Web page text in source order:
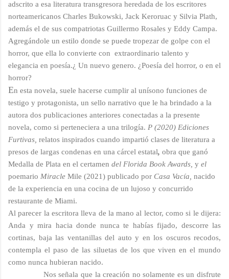
adscrito a esa literatura transgresora heredada de los escritores
norteamericanos Charles Bukowski, Jack Keroruac y Silvia Plath,
además el de sus compatriotas Guillermo Rosales y Eddy Campa.
Agregándole un estilo donde se puede tropezar de golpe con el
horror, que ella lo convierte con extraordinario talento y
elegancia en poesía.¿ Un nuevo genero. ¿Poesía del horror, o en el
horror?
En esta novela, suele hacerse cumplir al unísono funciones de
testigo y protagonista, un sello narrativo que le ha brindado a la
autora dos publicaciones anteriores conectadas a la presente
novela, como si perteneciera a una trilogía. P (2020) Ediciones
Furtivas, relatos inspirados cuando impartió clases de literatura a
presos de largas condenas en una cárcel estatal, obra que ganó
Medalla de Plata en el certamen del Florida Book Awards, y el
poemario Miracle Mile (2021) publicado por Casa Vacía, nacido
de la experiencia en una cocina de un lujoso y concurrido
restaurante de Miami.
Al parecer la escritora lleva de la mano al lector, como si le dijera:
Anda y mira hacia donde nunca te habías fijado, descorre las
cortinas, baja las ventanillas del auto y en los oscuros recodos,
contempla el paso de las siluetas de los que viven en el mundo
como nunca hubieran nacido.
Nos señala que la creación no solamente es un disfrute